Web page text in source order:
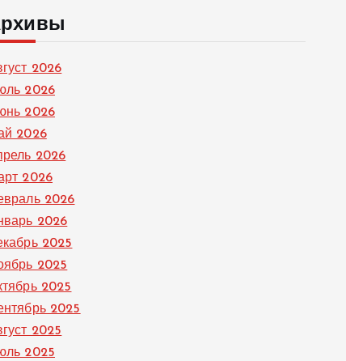
2026
2026
2026
2026
2026
2026
2026
2026
2025
2025
2025
2025
2025
2025